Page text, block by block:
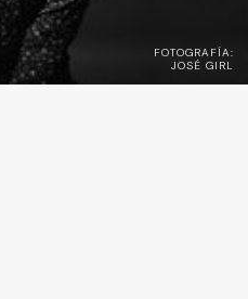
FOTOGRAFÍA:
JOSÉ GIRL